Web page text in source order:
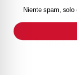
semplici
Mappa
Niente spam, solo